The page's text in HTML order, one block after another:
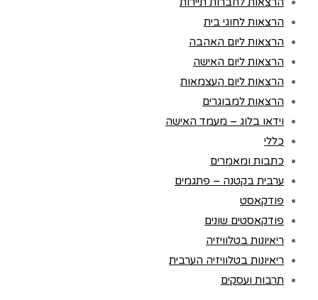
הרצאות לחוגי בית
הרצאות ליום האהבה
הרצאות ליום האישה
הרצאות ליום העצמאות
הרצאות למבוגרים
וידאו בלוג – מעמד האישה
כללי
כתבות ומאמרים
ערבית בקטנה – פתגמים
פודקאסט
פודקאסטים שונים
ריאיונות בטלוויזיה
ריאיונות בטלוויזיה הערבית
תרבות ועסקים